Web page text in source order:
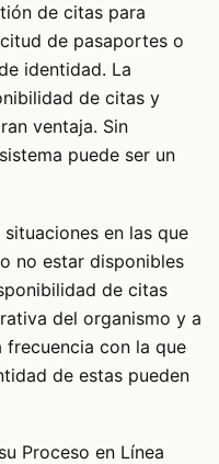
de citas para
de pasaportes o
identidad. La
de citas y
ventaja. Sin
puede ser un
en las que
no estar disponibles
de citas
del organismo y a
frecuencia con la que
de estas pueden
Proceso en Línea